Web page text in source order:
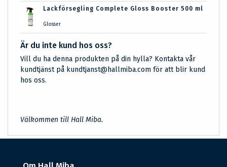
Lackförsegling Complete Gloss Booster 500 ml
Glosser
Är du inte kund hos oss?
Vill du ha denna produkten på din hylla? Kontakta vår
kundtjänst på kundtjanst@hallmiba.com för att blir kund
hos oss.
Välkommen till Hall Miba.